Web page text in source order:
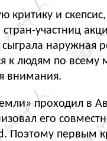
критику и
стран-участниц
наружная
к людям по
внимания.
проходил в
его
Поэтому первым